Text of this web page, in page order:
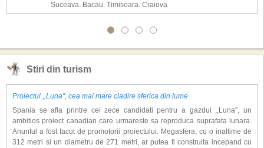
Suceava, Bacau, Timisoara, Craiova
Stiri din turism
Proiectul ,,Luna'', cea mai mare cladire sferica din lume
Spania se afla printre cei zece candidati pentru a gazdui ,,Luna'', un
ambitios proiect canadian care urmareste sa reproduca suprafata lunara.
Anuntul a fost facut de promotorii proiectului. Megasfera, cu o inaltime de
312 metri si un diametru de 271 metri, ar putea fi construita incepand cu